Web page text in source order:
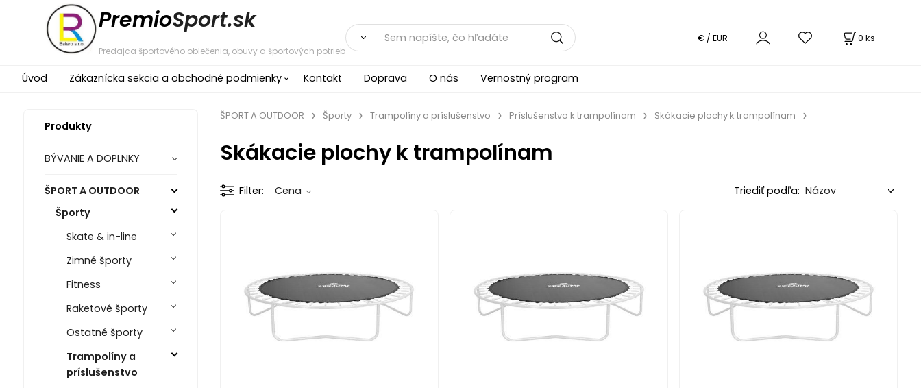
PremioSport.sk
Predajca športového oblečenia, obuvy a športových potrieb
0 ks
€ / EUR
Úvod Zákaznícka sekcia a obchodné podmienky Kontakt Doprava O nás Vernostný program
Produkty
BÝVANIE A DOPLNKY
ŠPORT A OUTDOOR
Športy
Skate & in-line
Zimné športy
Fitness
Raketové športy
Ostatné športy
Trampolíny a
príslušenstvo
ŠPORT A OUTDOOR Športy Trampolíny a príslušenstvo Príslušenstvo k trampolínam Skákacie plochy k trampolínam
Skákacie plochy k trampolínam
Filter Cena Triediť podľa: